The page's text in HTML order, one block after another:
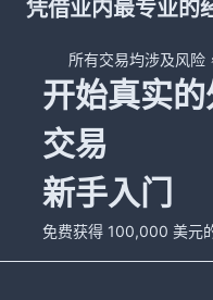
凭借业内最专业的
所有交易均涉及风险
开始真实
交易
新手入门
免费获得 100,000 美元